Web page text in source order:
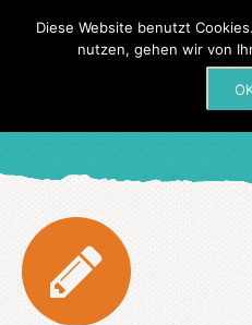
Diese Website benutzt
nutzen, gehen wir von